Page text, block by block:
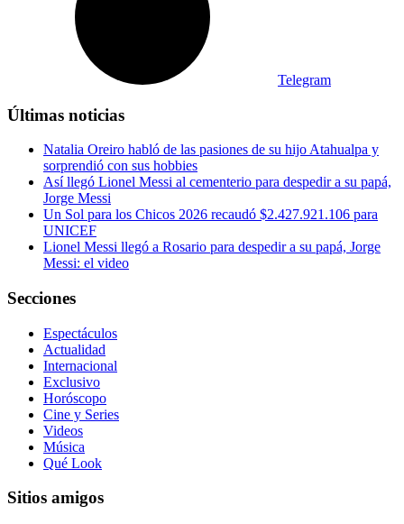
Telegram
Últimas noticias
Natalia Oreiro habló de las pasiones de su hijo Atahualpa y
sorprendió con sus hobbies
Así llegó Lionel Messi al cementerio para despedir a su papá,
Jorge Messi
Un Sol para los Chicos 2026 recaudó $2.427.921.106 para
UNICEF
Lionel Messi llegó a Rosario para despedir a su papá, Jorge
Messi: el video
Secciones
Espectáculos
Actualidad
Internacional
Exclusivo
Horóscopo
Cine y Series
Videos
Música
Qué Look
Sitios amigos